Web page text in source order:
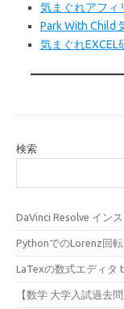
気まぐれアフィ
Park With Child
気まぐれEXCEL
検索
DaVinci Resolve イン
PythonでのLorenz回
LaTexの数式エディタ
【数学 大学入試過去